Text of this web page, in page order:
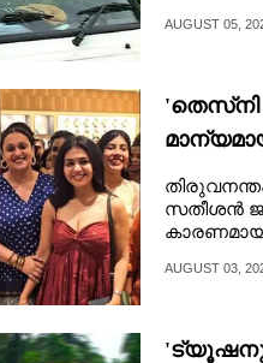
AUGUST 05,
'തെസ്‌നി
രൂക്ഷ
സതീശൻ
AUGUST 03,